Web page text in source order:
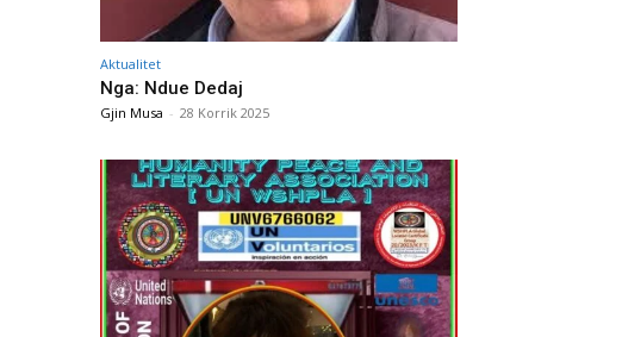
Aktualitet
Nga: Ndue Dedaj
Gjin Musa - 28 Korrik 2025